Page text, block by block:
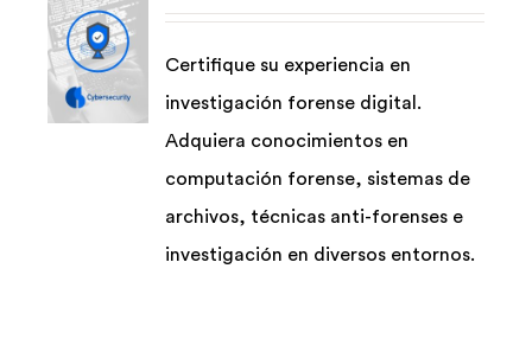
Certifique su experiencia en
investigación forense digital.
Adquiera conocimientos en
computación forense, sistemas de
archivos, técnicas anti-forenses e
investigación en diversos entornos.